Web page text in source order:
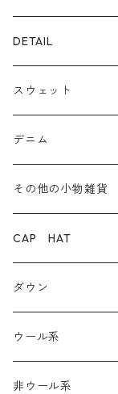
ECOレザー/ファー/
ブーツ
裏毛スウェット
爆暖フリース裏起毛
ボア
デニム
ダウン
ダンガリー
ウール系
非ウール系
DETAIL
ロゴ
前後２WAY
スウェット
デニム
その他の小物雑貨
CAP HAT
ダウン
ウール系
非ウール系